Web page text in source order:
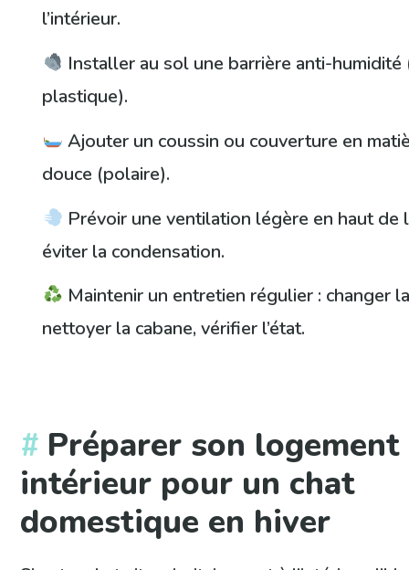
l’intérieur.
Installer au sol une barrière anti-humidité
plastique).
Ajouter un coussin ou couverture en
douce (polaire).
Prévoir une ventilation légère en haut de
éviter la condensation.
Maintenir un entretien régulier : changer
nettoyer la cabane, vérifier l’état.
Préparer son logement
intérieur pour un chat
domestique en hiver